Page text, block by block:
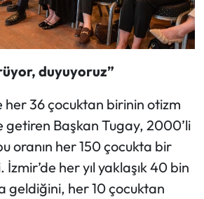
duyuyoruz”
her 36 çocuktan birinin otizm
getiren Başkan Tugay, 2000’li
oranın her 150 çocukta bir
her yıl yaklaşık 40 bin
geldiğini, her 10 çocuktan